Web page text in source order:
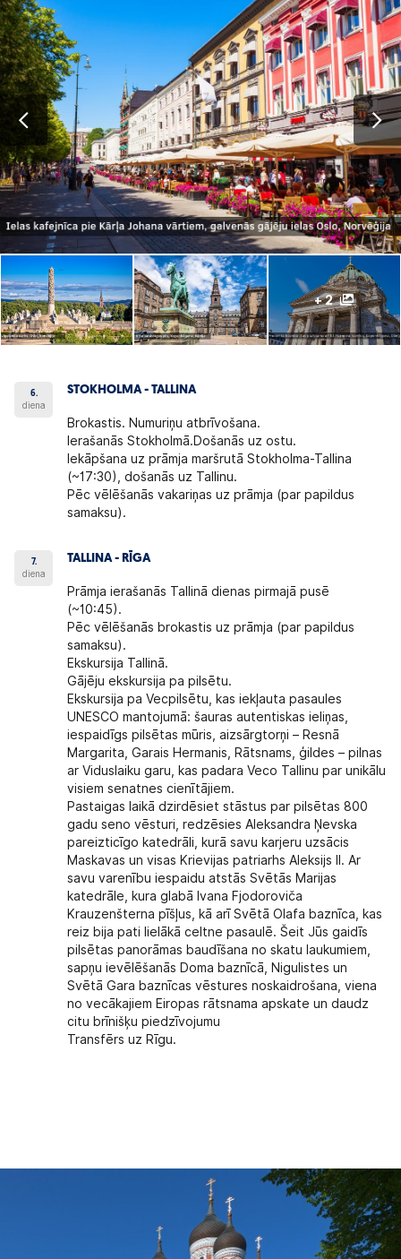
+ 2
6.
diena
STOKHOLMA - TALLINA
Brokastis. Numuriņu atbrīvošana.
Ierašanās Stokholmā.Došanās uz ostu.
Iekāpšana uz prāmja maršrutā Stokholma-Tallina
(~17:30), došanās uz Tallinu.
Pēc vēlēšanās vakariņas uz prāmja (par papildus
samaksu).
7.
diena
TALLINA - RĪGA
Prāmja ierašanās Tallinā dienas pirmajā pusē
(~10:45).
Pēc vēlēšanās brokastis uz prāmja (par papildus
samaksu).
Ekskursija Tallinā.
Gājēju ekskursija pa pilsētu.
Ekskursija pa Vecpilsētu, kas iekļauta pasaules
UNESCO mantojumā: šauras autentiskas ieliņas,
iespaidīgs pilsētas mūris, aizsārgtorņi – Resnā
Margarita, Garais Hermanis, Rātsnams, ģildes – pilnas
ar Viduslaiku garu, kas padara Veco Tallinu par unikālu
visiem senatnes cienītājiem.
Pastaigas laikā dzirdēsiet stāstus par pilsētas 800
gadu seno vēsturi, redzēsies Aleksandra Ņevska
pareizticīgo katedrāli, kurā savu karjeru uzsācis
Maskavas un visas Krievijas patriarhs Aleksijs II. Ar
savu varenību iespaidu atstās Svētās Marijas
katedrāle, kura glabā Ivana Fjodoroviča
Krauzenšterna pīšļus, kā arī Svētā Olafa baznīca, kas
reiz bija pati lielākā celtne pasaulē. Šeit Jūs gaidīs
pilsētas panorāmas baudīšana no skatu laukumiem,
sapņu ievēlēšanās Doma baznīcā, Nigulistes un
Svētā Gara baznīcas vēstures noskaidrošana, viena
no vecākajiem Eiropas rātsnama apskate un daudz
citu brīnišķu piedzīvojumu
Transfērs uz Rīgu.